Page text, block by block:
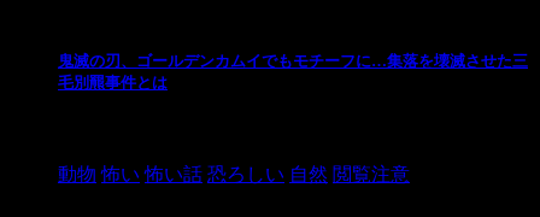
鬼滅の刃、ゴールデンカムイでもモチーフに…集落を壊滅させた三
毛別羆事件とは
動物 怖い 怖い話 恐ろしい 自然 閲覧注意